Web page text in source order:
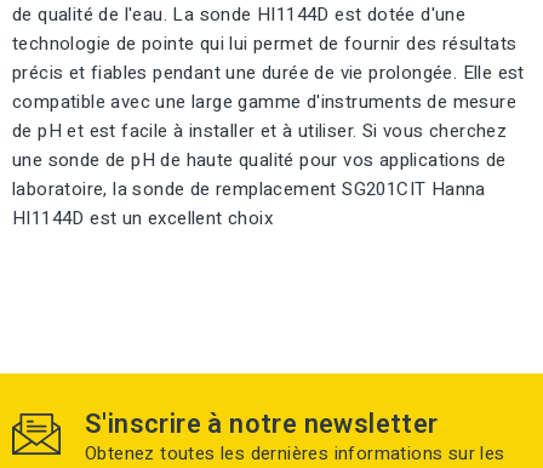
de qualité de l'eau. La sonde HI1144D est dotée d'une
technologie de pointe qui lui permet de fournir des résultats
précis et fiables pendant une durée de vie prolongée. Elle est
compatible avec une large gamme d'instruments de mesure
de pH et est facile à installer et à utiliser. Si vous cherchez
une sonde de pH de haute qualité pour vos applications de
laboratoire, la sonde de remplacement SG201CIT Hanna
HI1144D est un excellent choix
S'inscrire à notre newsletter
Obtenez toutes les dernières informations sur les